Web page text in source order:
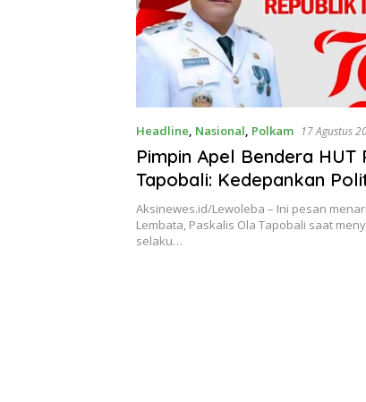
Headline, Nasional, Polkam 17 Agustus
Pimpin Apel Bendera HUT
Tapobali: Kedepankan
Adu Gagasan, bukan
Aksinewes.id/Lewoleba – Ini pesan
Lembata, Paskalis Ola Tapobali saat
selaku…